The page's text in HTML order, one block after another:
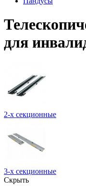
для
2-х секционные
3-х секционные
Скрыть